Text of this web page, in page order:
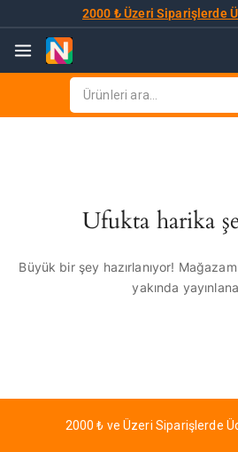
2000 ₺ Üzeri Siparişlerde
Ufukta harika
Büyük bir şey hazırlanıyor!
yakında
2000 ₺ ve Üzeri Siparişlerde